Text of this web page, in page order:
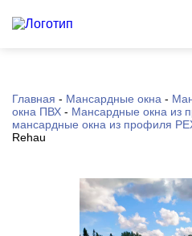
Главная - Мансардные окна -
окна ПВХ - Мансардные окна из
мансардные окна из профиля
Rehau